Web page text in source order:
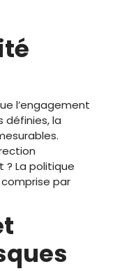
l’engagement
définies, la
? La politique
par